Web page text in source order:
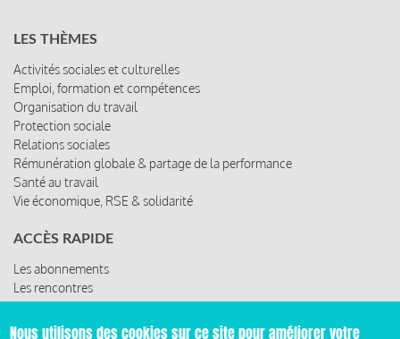
LES THÈMES
Activités sociales et culturelles
Emploi, formation et compétences
Organisation du travail
Protection sociale
Relations sociales
Rémunération globale & partage de la performance
Santé au travail
Vie économique, RSE & solidarité
ACCÈS RAPIDE
Les abonnements
Les rencontres
Les ressources
Nous utilisons des cookies sur ce site pour améliorer votre